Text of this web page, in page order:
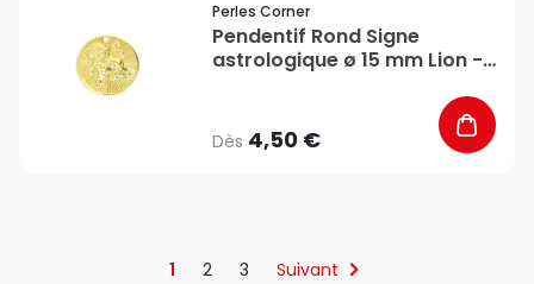
Perles Corner
Pendentif Rond Signe
astrologique ø 15 mm Lion -
Dès 4,50 €
1 2 3 Suivant